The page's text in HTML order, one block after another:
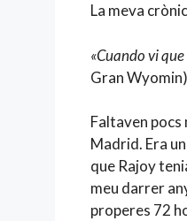
La meva
«Cuando vi
Gran Wyomin)
Faltaven pocs
Madrid. Era
que Rajoy
meu darrer
properes 72